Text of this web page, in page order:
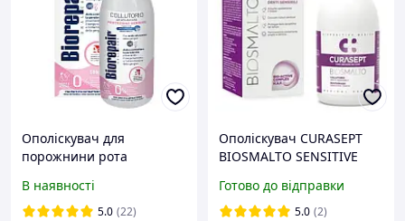
Ополіскувач для
порожнини рота
гіалуроновою кислотою
500мл
В наявності
5.0 (22)
Ополіскувач CURASEPT
BIOSMALTO SENSITIVE
Готово до відправки
5.0 (2)